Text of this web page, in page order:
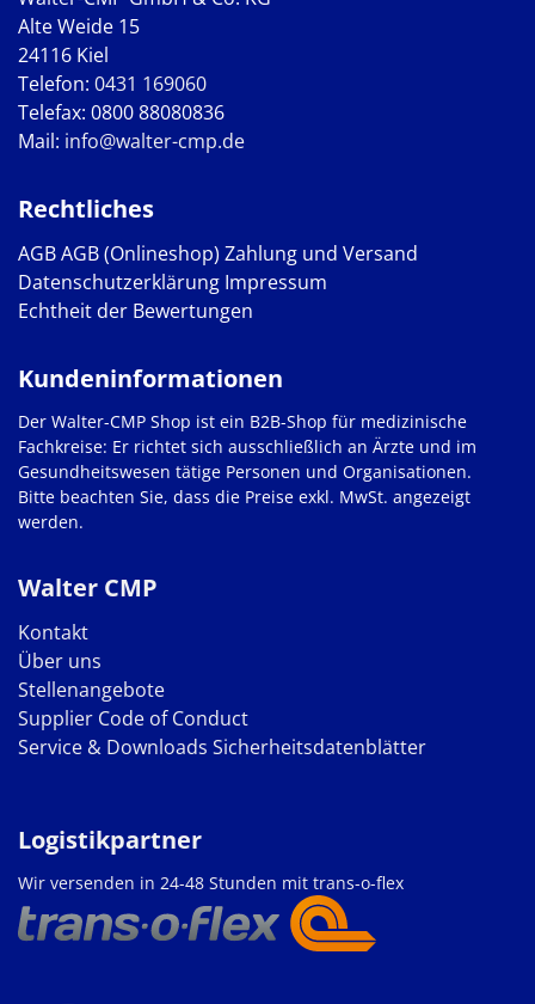
Alte Weide 15
24116 Kiel
Telefon: 0431 169060
Telefax: 0800 88080836
Mail: info@walter-cmp.de
Rechtliches
AGBAGB (Onlineshop) Zahlung und Versand
Datenschutzerklärung Impressum
Echtheit der Bewertungen
Walter CMP
Kontakt
Über uns
Stellenangebote
Supplier Code of Conduct
Service & Downloads Sicherheitsdatenblätter
Kundeninformationen
Der Walter-CMP Shop ist ein B2B-Shop für medizinische
Fachkreise: Er richtet sich ausschließlich an Ärzte und im
Gesundheitswesen tätige Personen und Organisationen.
Bitte beachten Sie, dass die Preise exkl. MwSt. angezeigt
werden.
Logistikpartner
Wir versenden in 24-48 Stunden mit trans-o-flex